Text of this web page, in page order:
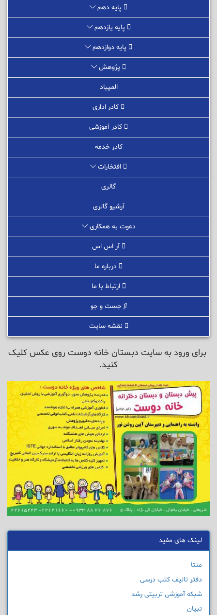
پایه دهم
پایه یازدهم
پایه دوازدهم
پژوهش
المپیاد
کادر اداری
کادر آموزشی
کادر خدمه
افتخارات
گالری
آرشیو گالری
دعوت به همکاری
آر اس اس
درباره ما
ارتباط با ما
جست و جو
نقشه سایت
برای ورود به سایت دبستان خانه دوست روی عکس کلیک
کنید.
لینک های مفید
منتا
دفتر تالیف کتب درسی
شبکه آموزشی تربیتی رشد
تبیان